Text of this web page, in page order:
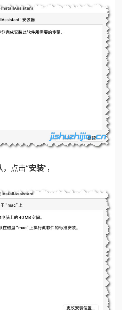
，点击“安装”，